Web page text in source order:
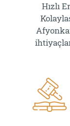
Hızlı